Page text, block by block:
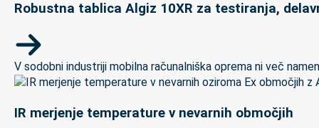
Robustna tablica Algiz 10XR za testiranja,
V sodobni industriji mobilna računalniška oprema ni več
IR merjenje temperature v nevarnih območjih